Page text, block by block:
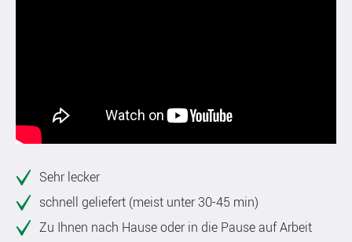
Sehr lecker
schnell geliefert (meist unter 30-45 min)
Zu Ihnen nach Hause oder in die Pause auf Arbeit